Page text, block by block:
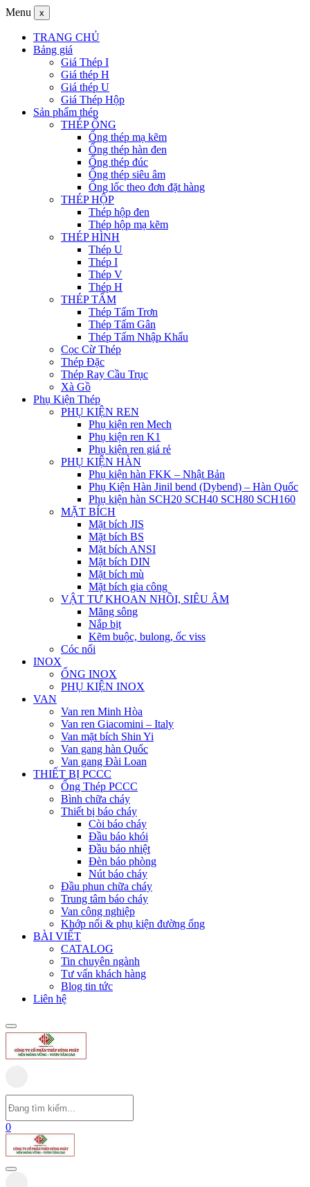
Menu x
TRANG CHỦ
Bảng giá
Giá Thép I
Giá thép H
Giá thép U
Giá Thép Hộp
Sản phẩm thép
THÉP ỐNG
Ống thép mạ kẽm
Ống thép hàn đen
Ống thép đúc
Ống thép siêu âm
Ống lốc theo đơn đặt hàng
THÉP HỘP
Thép hộp đen
Thép hộp mạ kẽm
THÉP HÌNH
Thép U
Thép I
Thép V
Thép H
THÉP TẤM
Thép Tấm Trơn
Thép Tấm Gân
Thép Tấm Nhập Khẩu
Cọc Cừ Thép
Thép Đặc
Thép Ray Cầu Trục
Xà Gồ
Phụ Kiện Thép
PHỤ KIỆN REN
Phụ kiện ren Mech
Phụ kiện ren K1
Phụ kiện ren giá rẻ
PHỤ KIỆN HÀN
Phụ kiện hàn FKK – Nhật Bản
Phụ Kiện Hàn Jinil bend (Dybend) – Hàn Quốc
Phụ kiện hàn SCH20 SCH40 SCH80 SCH160
MẶT BÍCH
Mặt bích JIS
Mặt bích BS
Mặt bích ANSI
Mặt bích DIN
Mặt bích mù
Mặt bích gia công
VẬT TƯ KHOAN NHỒI, SIÊU ÂM
Măng sông
Nắp bịt
Kẽm buộc, bulong, ốc viss
Cóc nối
INOX
ỐNG INOX
PHỤ KIỆN INOX
VAN
Van ren Minh Hòa
Van ren Giacomini – Italy
Van mặt bích Shin Yi
Van gang hàn Quốc
Van gang Đài Loan
THIẾT BỊ PCCC
Ống Thép PCCC
Bình chữa cháy
Thiết bị báo cháy
Còi báo cháy
Đầu báo khói
Đầu báo nhiệt
Đèn báo phòng
Nút báo cháy
Đầu phun chữa cháy
Trung tâm báo cháy
Van công nghiệp
Khớp nối & phụ kiện đường ống
BÀI VIẾT
CATALOG
Tin chuyên ngành
Tư vấn khách hàng
Blog tin tức
Liên hệ
0